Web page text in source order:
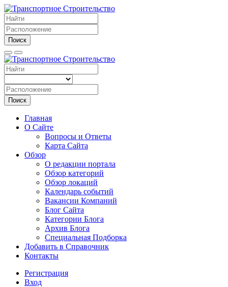
Поиск
Поиск
Главная
О Сайте
Вопросы и Ответы
Карта Сайта
Обзор
О редакции портала
Обзор категорий
Обзор локаций
Календарь событий
Вакансии Компаний
Блог Сайта
Категории Блога
Архив Блога
Специальная Подборка
Добавить в Справочник
Контакты
Регистрация
Вход